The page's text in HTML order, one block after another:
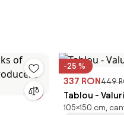
-25 %
337 RON449
Tablou -
105×150 cm,